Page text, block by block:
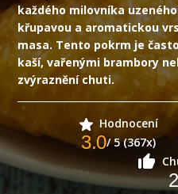
každého milovníka
křupavou a aromatickou
masa. Tento pokrm je
kaší, vařenými brambory
zvýraznění chuti.
Hodnocení
3.0/ 5 (367x)
2